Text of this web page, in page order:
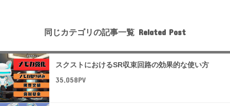
同じカテゴリの記事一覧
スクストにおけるSR収束回路の効果的な使い方
35,058PV